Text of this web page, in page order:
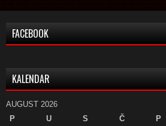
FACEBOOK
KALENDAR
AUGUST 2026
P
U S Č P